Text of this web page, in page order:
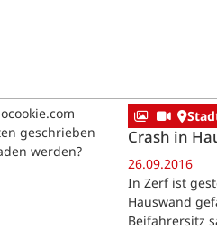
geschrieben
werden?
Crash in
26.09.2016
In Zerf ist
Hauswand
Beifahrersitz